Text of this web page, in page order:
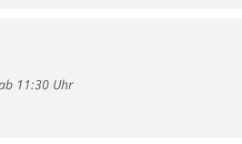
11:30 Uhr